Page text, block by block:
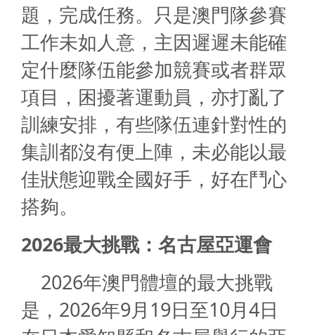
題，完成任務。只是澳門隊參賽
工作未如人意，主因遲遲未能確
定什麼隊伍能參加競賽或者群眾
項目，困擾著運動員，亦打亂了
訓練安排，有些隊伍連針對性的
集訓都沒有便上陣，未必能以最
佳狀態迎戰全國好手，好在鬥心
搭夠。
2026最大挑戰：名古屋亞運會
2026年澳門體壇的最大挑戰
是， 2026年9月 19 日至10月 4 日